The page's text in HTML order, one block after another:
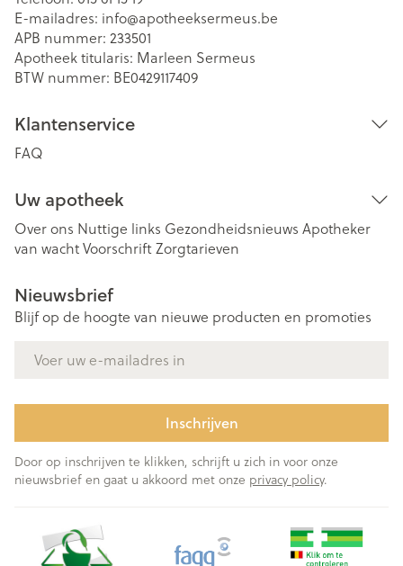
E-mailadres: info@apotheeksermeus.be
APB nummer: 233501
Apotheek titularis: Marleen Sermeus
BTW nummer: BE0429117409
Klantenservice
FAQ
Uw apotheek
Over ons Nuttige links Gezondheidsnieuws Apotheker
van wachtVoorschriftZorgtarieven
Nieuwsbrief
Blijf op de hoogte van nieuwe producten en promoties
Inschrijven
Door op inschrijven te klikken, schrijft u zich in voor onze
nieuwsbrief en gaat u akkoord met onze privacy policy.